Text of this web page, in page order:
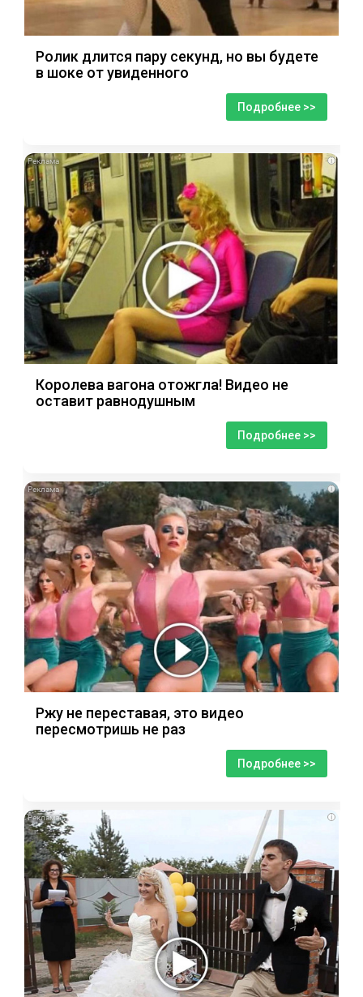
Ролик длится пару секунд, но вы будете
в шоке от увиденного
Подробнее >>
i
Королева вагона отожгла! Видео не
оставит равнодушным
Подробнее >>
i
Ржу не переставая, это видео
пересмотришь не раз
Подробнее >>
i